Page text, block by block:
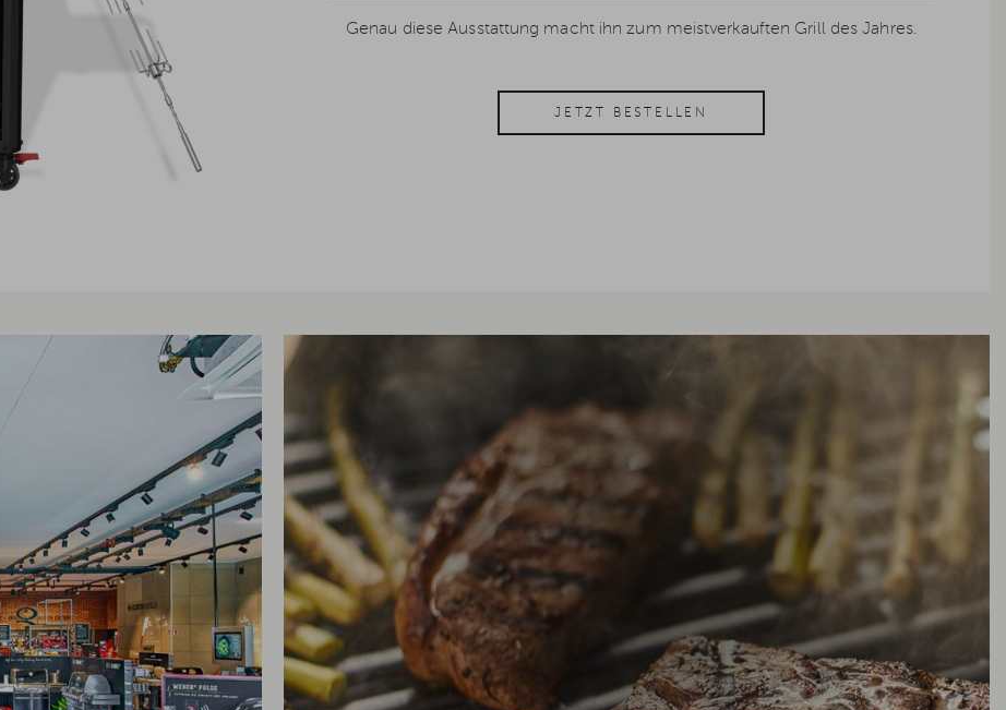
Genau diese Ausstattung macht ihn zum meistverkauften Grill des Jahres.
JETZT BESTELLEN